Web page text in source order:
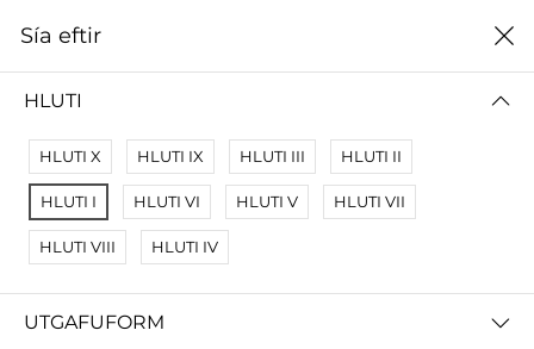
0
ALLT HUGVÍSINDASVIÐ FÉLAGSVÍSINDASVIÐ
Sía eftir
Sía eftir
HLUTI
HLUTI X HLUTI IX HLUTI III HLUTI II
HLUTI I HLUTI VI HLUTI V HLUTI VII
HLUTI VIII HLUTI IV
UTGAFUFORM